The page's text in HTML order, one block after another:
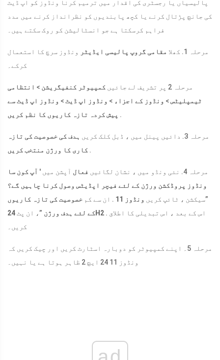
پالیسیاں یا رجسٹری کی اقدار میں ترمیم کرنا ونڈوز کو اپ ڈیٹ
کی جانچ پڑتال کرنے یا کچھ پابندیوں کو نظرانداز کرنے میں مدد
فراہم کرسکتا ہے جو انسٹالیشن کو روک سکتے ہیں۔
مرحلہ 1. کھلا مقامی گروپ پالیسی ایڈیٹر
ونڈوز سرچ کا استعمال
کرکے۔
مرحلہ 2 پر تشریف لے جائیں کمپیوٹر کنفیگریشن > انتظامی
ٹیمپلیٹس> ونڈوز کے اجزاء > ونڈوز اپ ڈیٹ> ونڈوز اپ ڈیٹ سے
پیش کردہ تازہ کاریوں کا نظم کریں .
مرحلہ 3. دائیں پینل میں ، ڈبل کلک کریں
ہدف کی خصوصیت کی تازہ
کاری کا ورژن منتخب کریں .
مرحلہ 4. نئی ونڈو میں ، نشان لگائیں فعال آپشن میں ' آپ کون سا
ونڈوز پروڈکشن ورژن کے لئے فیچر اپڈیٹس وصول کرنا چاہیں گے؟
”سیکشن ، ٹائپ کریں ونڈوز 11 . ان سے کم خصوصیت کی تازہ کاریوں
کے لئے ہدف ورژن ”، ان پٹ 24H2 . اس کے بعد ، اس تبدیلی کا اطلاق
کریں۔
مرحلہ 5۔ اپنے کمپیوٹر کو دوبارہ اسٹارٹ کریں اور چیک کریں کہ
ونڈوز 11 24 ایچ 2 ظاہر ہوتا ہے یا نہیں۔